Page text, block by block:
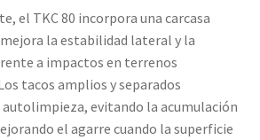
el TKC 80 incorpora una carcasa
la estabilidad lateral y la
a impactos en terrenos
tacos amplios y separados
autolimpieza, evitando la acumulación
el agarre cuando la superficie